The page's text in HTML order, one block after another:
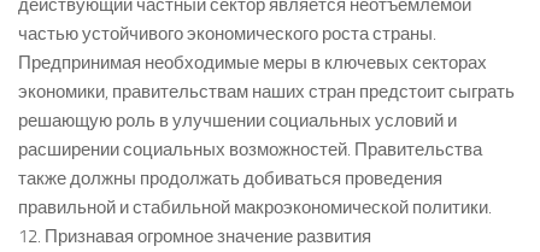
действующий частный сектор является неотъемлемой
частью устойчивого экономического роста страны.
Предпринимая необходимые меры в ключевых секторах
экономики, правительствам наших стран предстоит сыграть
решающую роль в улучшении социальных условий и
расширении социальных возможностей. Правительства
также должны продолжать добиваться проведения
правильной и стабильной макроэкономической политики.
12. Признавая огромное значение развития